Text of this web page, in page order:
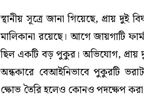
স্থানীয় সূত্রে জানা গিয়েছে, প্রায়
মালিকানা রয়েছে। আগে জায়গাটি
ছিল একটি বড় পুকুর। অভিযোগ, প্রায়
অন্ধকারে বেআইনিভাবে পুকুরটি
ক্ষোভ তৈরি হলেও কোনও পদক্ষেপ